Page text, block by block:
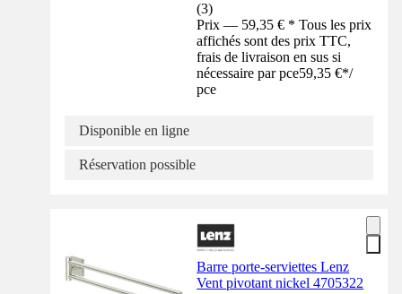
(3)
Prix — 59,35 € * Tous les prix
affichés sont des prix TTC,
frais de livraison en sus si
nécessaire par pce59,35 €*/
pce
Disponible en ligne
Réservation possible
Barre porte-serviettes Lenz
Vent pivotant nickel 4705322